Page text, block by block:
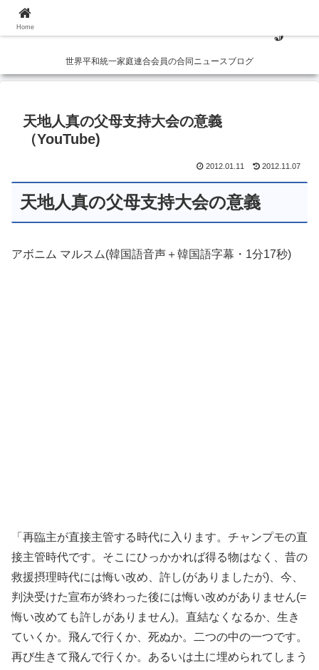
世界平和統一家庭連合会員の合同ニュースブログ
天地人真の父母支持大会の意義
（YouTube)
2012.01.11 2012.11.07
天地人真の父母支持大会の意義
アボニム マルスム(韓国語音声＋韓国語字幕・1分17秒)
「再臨主が直接主管する時代に入ります。チャンプモの直
接主管時代です。そこにひっかかれば得る物はなく、昔の
救援摂理時代には悔い改め、許し(がありましたが)、今、
判­決受けた宣布が終わった後には悔い改めがありません(=
悔い改めても許しがありません)。直結なくなるか、生き
ていくか。飛んで行くか、死ぬか。二つの中の一つです。
再び­生きて飛んで行くか。あるいは土に埋められてしまう
Home